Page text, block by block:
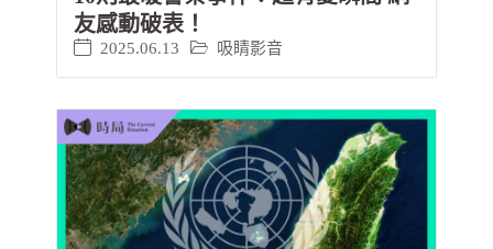
友感動破表！
2025.06.13 吸睛影音